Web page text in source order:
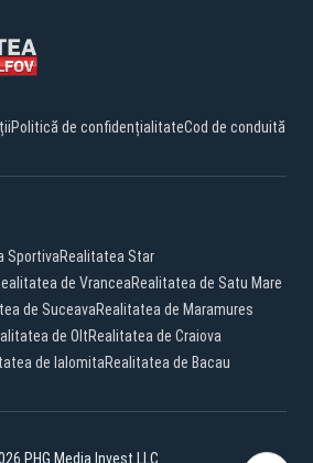
Politică de confidențialitateCod de conduită
SportivaRealitatea Star
de VranceaRealitatea de Satu Mare
de SuceavaRealitatea de Maramures
de OltRealitatea de Craiova
de IalomitaRealitatea de Bacau
PHG Media Invest LLC